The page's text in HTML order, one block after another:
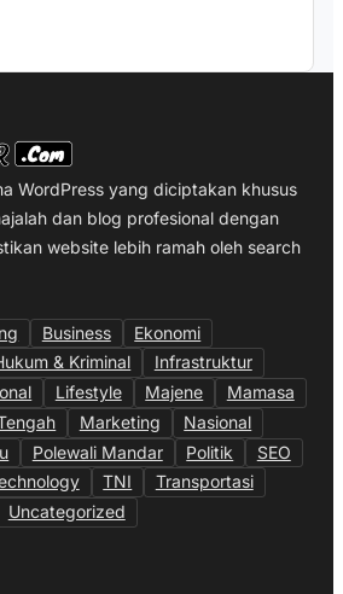
WordPress yang diciptakan khusus
dan blog profesional dengan
website lebih ramah oleh search
Business
Ekonomi
& Kriminal
Infrastruktur
Lifestyle Majene
Mamasa
Marketing
Nasional
Polewali Mandar Politik
SEO
TNI
Transportasi
Uncategorized